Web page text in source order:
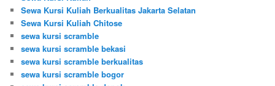
Sewa Kursi Kuliah Berkualitas Jakarta Selatan
Sewa Kursi Kuliah Chitose
sewa kursi scramble
sewa kursi scramble bekasi
sewa kursi scramble berkualitas
sewa kursi scramble bogor